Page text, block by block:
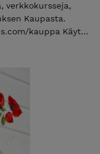
verkkokursseja,
kauppa Käytä